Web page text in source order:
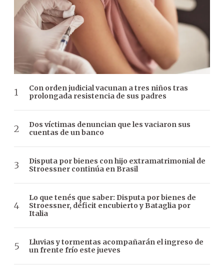
Con orden judicial vacunan a tres niños tras
prolongada resistencia de sus padres
Dos víctimas denuncian que les vaciaron sus
cuentas de un banco
Disputa por bienes con hijo extramatrimonial de
Stroessner continúa en Brasil
Lo que tenés que saber: Disputa por bienes de
Stroessner, déficit encubierto y Bataglia por
Italia
Lluvias y tormentas acompañarán el ingreso de
un frente frío este jueves